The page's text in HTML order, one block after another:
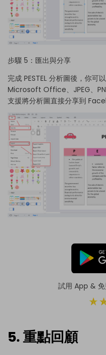
步驟 5：匯出與分享
完成 PESTEL 分析圖後，你可
Microsoft Office、JPEG、
支援將分析圖直接分享到
試用 App &
5. 重點回顧